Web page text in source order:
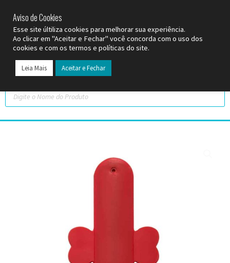
Aviso de Cookies
Esse site últiliza cookies para melhorar sua experiência.
Ao clicar em "Aceitar e Fechar" você concorda com o uso dos
cookies e com os termos e políticas do site.
Leia Mais Aceitar e Fechar